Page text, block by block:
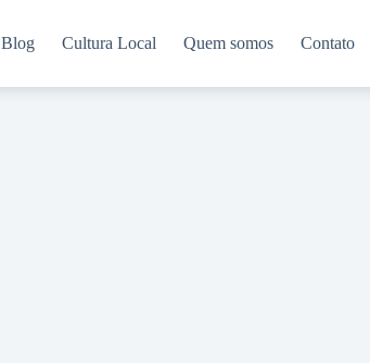
Blog Cultura Local Quem somos Contato